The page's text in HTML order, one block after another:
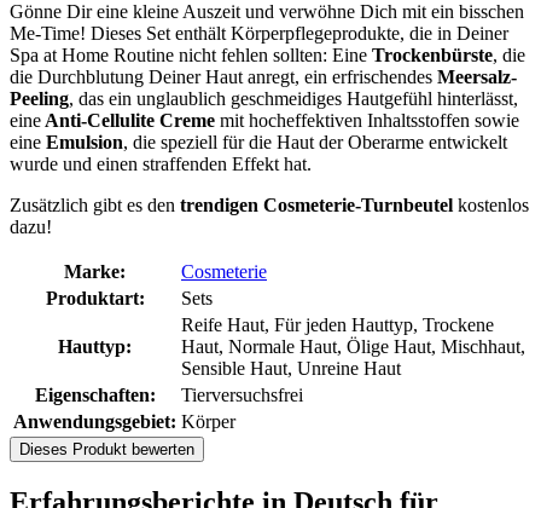
Gönne Dir eine kleine Auszeit und verwöhne Dich mit ein bisschen
Me-Time! Dieses Set enthält Körperpflegeprodukte, die in Deiner
Spa at Home Routine nicht fehlen sollten: Eine Trockenbürste, die
die Durchblutung Deiner Haut anregt, ein erfrischendes Meersalz-
Peeling, das ein unglaublich geschmeidiges Hautgefühl hinterlässt,
eine Anti-Cellulite Creme mit hocheffektiven Inhaltsstoffen sowie
eine Emulsion, die speziell für die Haut der Oberarme entwickelt
wurde und einen straffenden Effekt hat.
Zusätzlich gibt es den trendigen Cosmeterie-Turnbeutel kostenlos
dazu!
Marke:
Cosmeterie
Produktart:
Sets
Hauttyp:
Reife Haut, Für jeden Hauttyp, Trockene
Haut, Normale Haut, Ölige Haut, Mischhaut,
Sensible Haut, Unreine Haut
Eigenschaften:
Tierversuchsfrei
Anwendungsgebiet: Körper
Dieses Produkt bewerten